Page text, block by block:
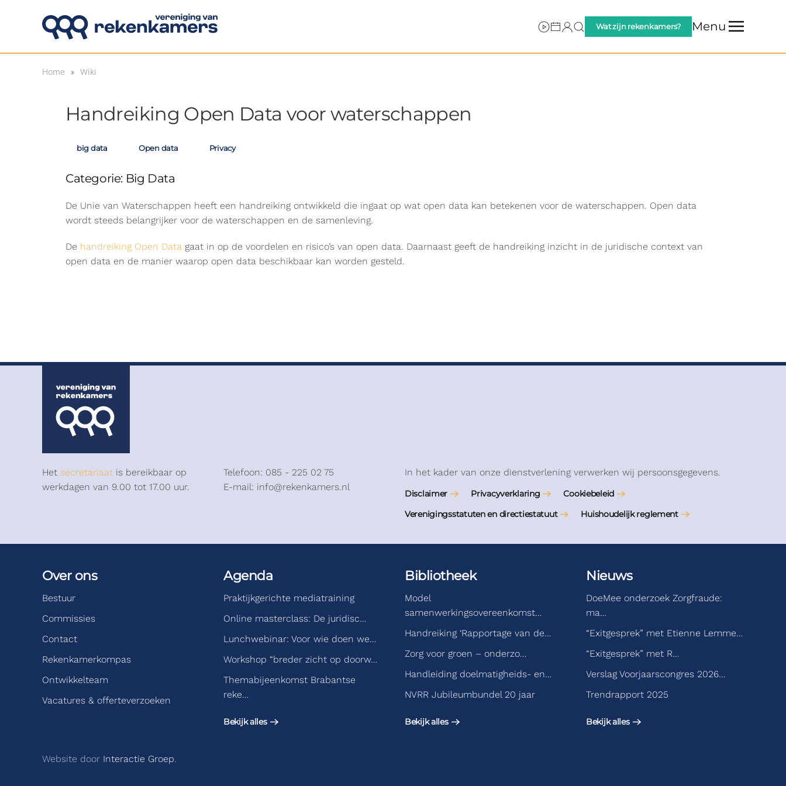
Overslaan en naar de inhoud gaan
Wat zijn rekenkamers? Menu
Home Wiki
Handreiking Open Data voor waterschappen
big data Open data Privacy
Categorie: Big Data
De Unie van Waterschappen heeft een handreiking ontwikkeld die ingaat op wat open data kan betekenen voor de waterschappen. Open data
wordt steeds belangrijker voor de waterschappen en de samenleving.
De handreiking Open Data gaat in op de voordelen en risico’s van open data. Daarnaast geeft de handreiking inzicht in de juridische context van
open data en de manier waarop open data beschikbaar kan worden gesteld.
Het secretariaat is bereikbaar op
werkdagen van 9.00 tot 17.00 uur.
Telefoon: 085 - 225 02 75
E-mail: info@rekenkamers.nl
In het kader van onze dienstverlening verwerken wij persoonsgegevens.
Disclaimer Privacyverklaring
Cookiebeleid
Verenigingsstatuten en directiestatuut
Huishoudelijk reglement
Over ons
Bestuur
Commissies
Contact
Rekenkamerkompas
Ontwikkelteam
Vacatures & offerteverzoeken
Agenda
Praktijkgerichte mediatraining
Online masterclass: De juridisc…
Lunchwebinar: Voor wie doen we…
Workshop “breder zicht op doorw…
Themabijeenkomst Brabantse
reke…
Bekijk alles
Bibliotheek
Model
samenwerkingsovereenkomst…
Handreiking ‘Rapportage van de…
Zorg voor groen – onderzo…
Handleiding doelmatigheids- en…
NVRR Jubileumbundel 20 jaar
Bekijk alles
Nieuws
DoeMee onderzoek Zorgfraude:
ma…
“Exitgesprek” met Etienne Lemme…
“Exitgesprek” met R…
Verslag Voorjaarscongres 2026…
Trendrapport 2025
Bekijk alles
Website door Interactie Groep.